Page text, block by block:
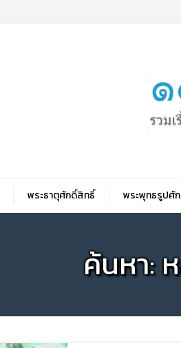
พระธาตุศักดิ์สิทธิ์ พระพุทธรูปศั
ค้นหา: